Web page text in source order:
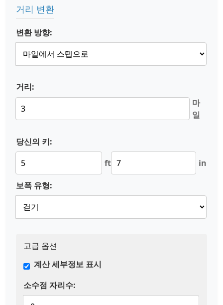
거리 변환
변환 방향:
거리:
마
일
당신의 키:
ft
in
보폭 유형:
고급 옵션
계산 세부정보 표시
소수점 자리수: